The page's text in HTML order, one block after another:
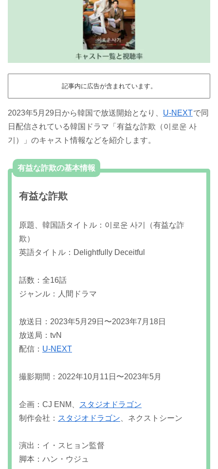
記事内に広告が含まれています。
2023年5月29日から韓国で放送開始となり、 U-NEXTで同
日配信されている韓国ドラマ「有益な詐欺（이로운 사
기）」のキャスト情報などを紹介します。
有益な詐欺の基本情報
有益な詐欺
原題、韓国語タイトル：이로운 사기（有益な詐
欺）
英語タイトル：Delightfully Deceitful
話数：全16話
ジャンル：人間ドラマ
放送日：2023年5月29日〜2023年7月18日
放送局：tvN
配信： U-NEXT
撮影期間：2022年10月11日〜2023年5月
企画：CJ ENM、
スタジオドラゴン
制作会社： スタジオドラゴン 、ネクストシーン
演出：イ・スヒョン監督
脚本：ハン・ウジュ